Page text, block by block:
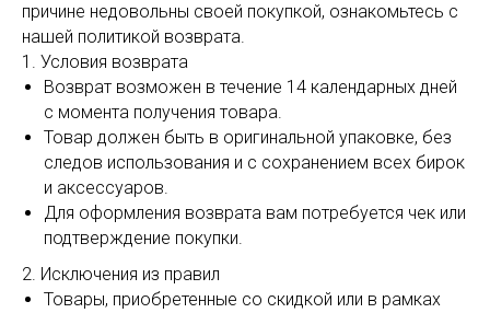
причине недовольны своей покупкой, ознакомьтесь с
нашей политикой возврата.
1. Условия возврата
Возврат возможен в течение 14 календарных дней
с момента получения товара.
Товар должен быть в оригинальной упаковке, без
следов использования и с сохранением всех бирок
и аксессуаров.
Для оформления возврата вам потребуется чек или
подтверждение покупки.
2. Исключения из правил
Товары, приобретенные со скидкой или в рамках